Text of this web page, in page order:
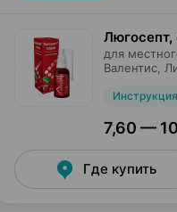
Люгосепт,
для
Валентис ,
Инструкция
7,60 —
Где купить